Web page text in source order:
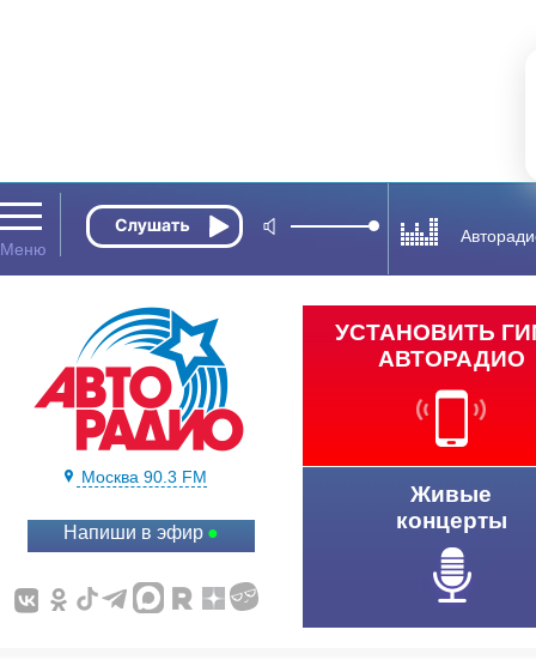
Москва 90.3 FM
Напиши в эфир
УСТАНОВИТЬ
АВТОРАДИО
Живые
концерты